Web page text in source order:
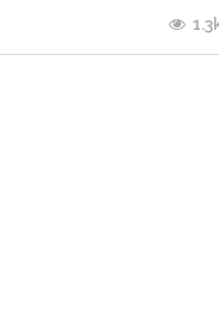
กการประชุมภาคีได้ไม่
กชายผู้รอดชีวิต ผู้กอบกู้